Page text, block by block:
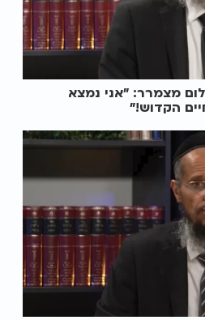
מצמרר: "אני נמצא
הקדוש!"